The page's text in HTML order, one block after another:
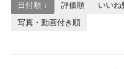
日付順 ↓ 評価順 いいね
写真・動画付き順